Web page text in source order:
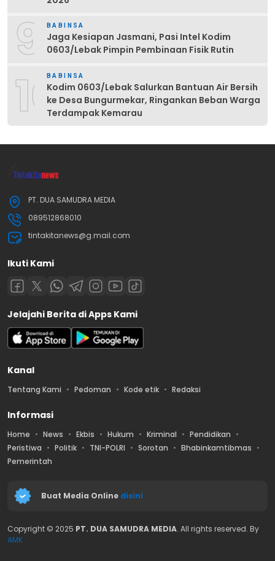
9 BABINSA
Jaga Kesiapan Jasmani, Pasi Intel Kodim
0603/Lebak Pimpin Pembinaan Fisik Rutin
10BABINSA
Kodim 0603/Lebak Salurkan Bantuan Air Bersih
ke Desa Bungurmekar, Ringankan Beban Warga
Terdampak Kemarau
PT. DUA SAMUDRA MEDIA
089512868010
tintakitanews@g.mail.com
Ikuti Kami
Jelajahi Berita di Apps Kami
Kanal
Tentang Kami Pedoman Kode etik Redaksi
Informasi
Home News Ekbis Hukum Kriminal
Pendidikan
Peristiwa
Politik TNI-POLRI Sorotan
Bhabinkamtibmas
Pemerintah
Buat Media Online disini
Copyright © 2025 PT. DUA SAMUDRA MEDIA. All rights reserved. By
AMK